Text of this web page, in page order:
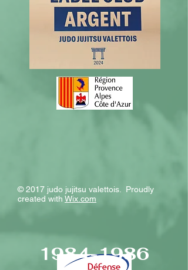
© 2017 judo jujitsu valettois. Proudly
created with Wix.com
1984-1986